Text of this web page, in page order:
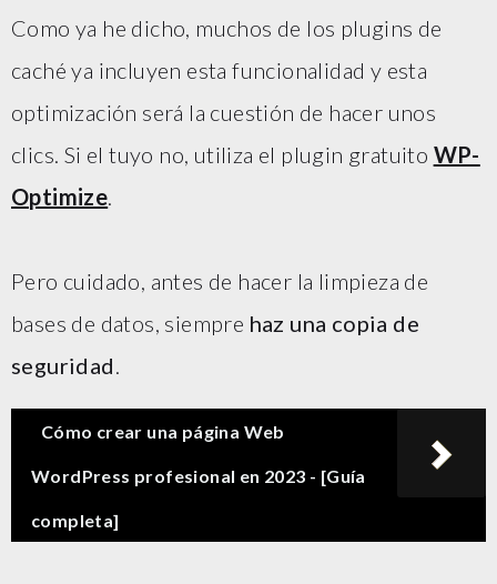
Como ya he dicho, muchos de los plugins de
caché ya incluyen esta funcionalidad y esta
optimización será la cuestión de hacer unos
clics. Si el tuyo no, utiliza el plugin gratuito WP-
Optimize.
Pero cuidado, antes de hacer la limpieza de
bases de datos, siempre haz una copia de
seguridad.
Cómo crear una página Web
WordPress profesional en 2023 - [Guía
completa]